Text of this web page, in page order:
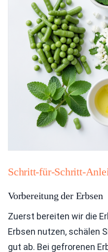
Schritt-für-Schritt-
Vorbereitung der Erbsen
Zuerst bereiten wir die
Erbsen nutzen, schälen
gut ab. Bei gefrorenen